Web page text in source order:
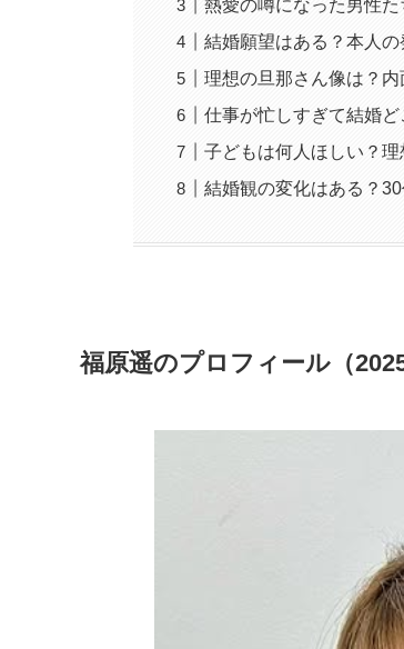
熱愛の噂になった男性た
結婚願望はある？本人の
理想の旦那さん像は？
仕事が忙しすぎて結婚ど
子どもは何人ほしい？
結婚観の変化はある？
福原遥のプロフィール（2025